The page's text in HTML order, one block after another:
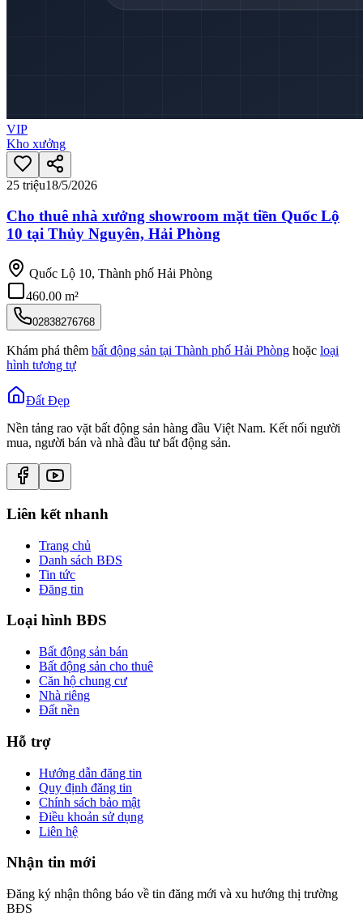
VIP
Kho xưởng
25 triệu18/5/2026
Cho thuê nhà xưởng showroom mặt tiền Quốc Lộ
10 tại Thủy Nguyên, Hải Phòng
Quốc Lộ 10, Thành phố Hải Phòng
460.00 m²
02838276768
Khám phá thêm bất động sản tại Thành phố Hải Phòng hoặc loại
hình tương tự
Đất Đẹp
Nền tảng rao vặt bất động sản hàng đầu Việt Nam. Kết nối người
mua, người bán và nhà đầu tư bất động sản.
Liên kết nhanh
Trang chủ
Danh sách BĐS
Tin tức
Đăng tin
Loại hình BĐS
Bất động sản bán
Bất động sản cho thuê
Căn hộ chung cư
Nhà riêng
Đất nền
Hỗ trợ
Hướng dẫn đăng tin
Quy định đăng tin
Chính sách bảo mật
Điều khoản sử dụng
Liên hệ
Nhận tin mới
Đăng ký nhận thông báo về tin đăng mới và xu hướng thị trường
BĐS